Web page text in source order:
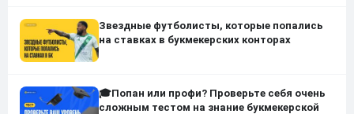
Звездные футболисты, которые попались
на ставках в букмекерских конторах
🎓Попан или профи? Проверьте себя очень
сложным тестом на знание букмекерской